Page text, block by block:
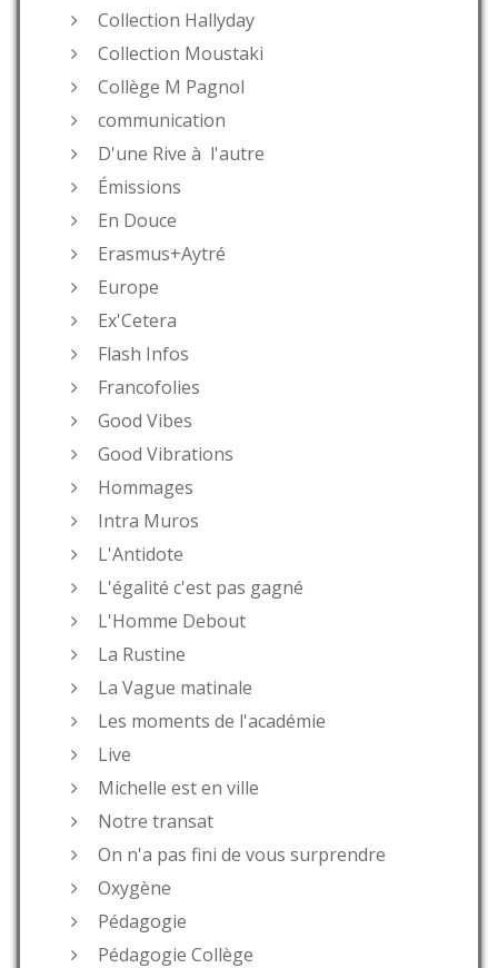
Collection Hallyday
Collection Moustaki
Collège M Pagnol
communication
D'une Rive à l'autre
Émissions
En Douce
Erasmus+Aytré
Europe
Ex'Cetera
Flash Infos
Francofolies
Good Vibes
Good Vibrations
Hommages
Intra Muros
L'Antidote
L'égalité c'est pas gagné
L'Homme Debout
La Rustine
La Vague matinale
Les moments de l'académie
Live
Michelle est en ville
Notre transat
On n'a pas fini de vous surprendre
Oxygène
Pédagogie
Pédagogie Collège